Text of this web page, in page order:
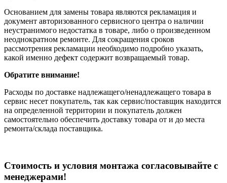
Основанием для замены товара являются рекламация и
документ авторизованного сервисного центра о наличии
неустранимого недостатка в товаре, либо о произведенном
неоднократном ремонте. Для сокращения сроков
рассмотрения рекламации необходимо подробно указать,
какой именно дефект содержит возвращаемый товар.
Обратите внимание!
Расходы по доставке надлежащего/ненадлежащего товара в
сервис несет покупатель, так как сервис/поставщик находится
на определенной территории и покупатель должен
самостоятельно обеспечить доставку товара от и до места
ремонта/склада поставщика.
Cтоимость и условия монтажа согласовывайте с
менеджерами!